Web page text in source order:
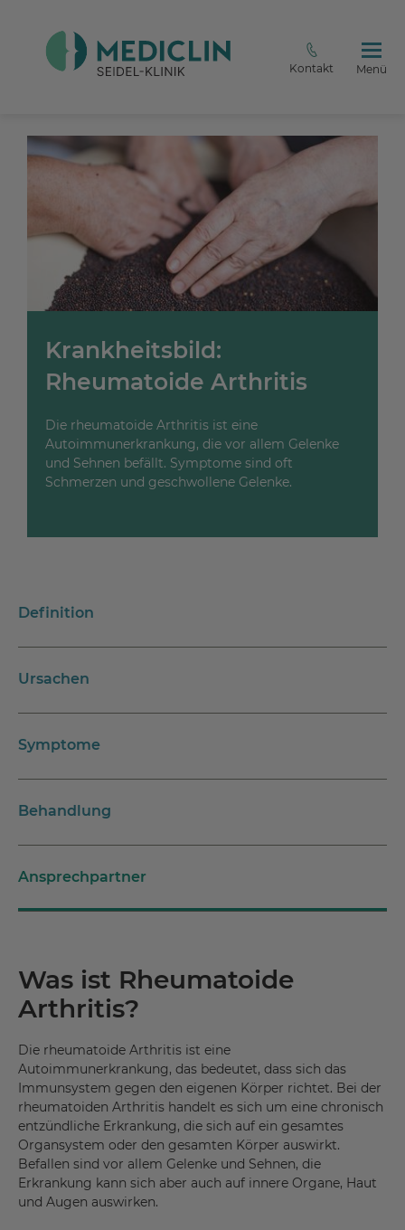
Kontakt Menü
Krankheitsbild:
Rheumatoide Arthritis
Die rheumatoide Arthritis ist eine
Autoimmunerkrankung, die vor allem Gelenke
und Sehnen befällt. Symptome sind oft
Schmerzen und geschwollene Gelenke.
Definition
Ursachen
Symptome
Behandlung
Ansprechpartner
Was ist Rheumatoide
Arthritis?
Die rheumatoide Arthritis ist eine
Autoimmunerkrankung, das bedeutet, dass sich das
Immunsystem gegen den eigenen Körper richtet. Bei der
rheumatoiden Arthritis handelt es sich um eine chronisch
entzündliche Erkrankung, die sich auf ein gesamtes
Organsystem oder den gesamten Körper auswirkt.
Befallen sind vor allem Gelenke und Sehnen, die
Erkrankung kann sich aber auch auf innere Organe, Haut
und Augen auswirken.